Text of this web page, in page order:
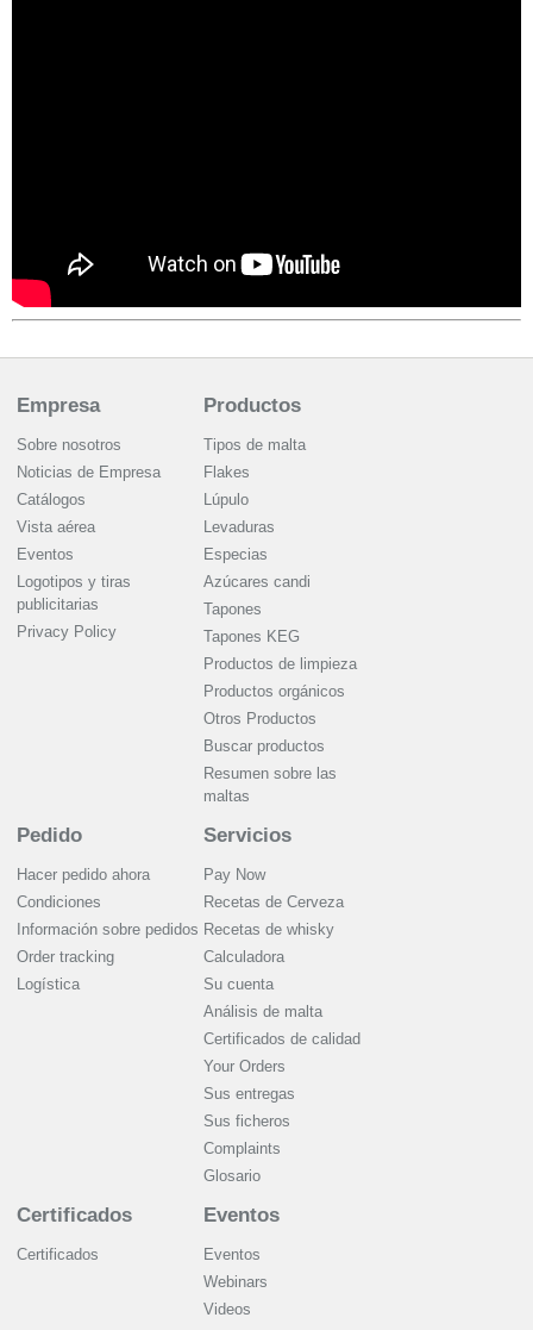
Empresa
Sobre nosotros
Noticias de Empresa
Catálogos
Vista aérea
Eventos
Logotipos y tiras
publicitarias
Privacy Policy
Productos
Tipos de malta
Flakes
Lúpulo
Levaduras
Especias
Azúcares candi
Tapones
Tapones KEG
Productos de limpieza
Productos orgánicos
Otros Productos
Buscar productos
Resumen sobre las
maltas
Pedido
Hacer pedido ahora
Condiciones
Información sobre pedidos
Order tracking
Logística
Servicios
Pay Now
Recetas de Cerveza
Recetas de whisky
Calculadora
Su cuenta
Análisis de malta
Certificados de calidad
Your Orders
Sus entregas
Sus ficheros
Complaints
Glosario
Certificados
Certificados
Eventos
Eventos
Webinars
Videos